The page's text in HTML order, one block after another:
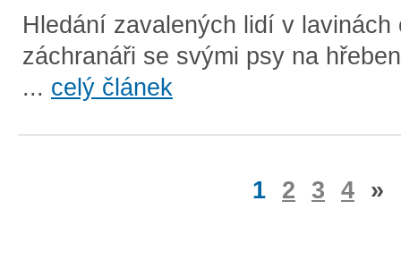
Hledání zavalených lidí v lavinách
záchranáři se svými psy na
... celý článek
1 2 3 4 »